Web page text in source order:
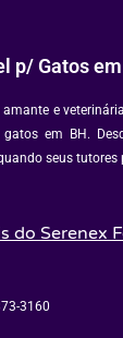
p/ Gatos
e
em BH.
seus tutores
do Serenex
3160